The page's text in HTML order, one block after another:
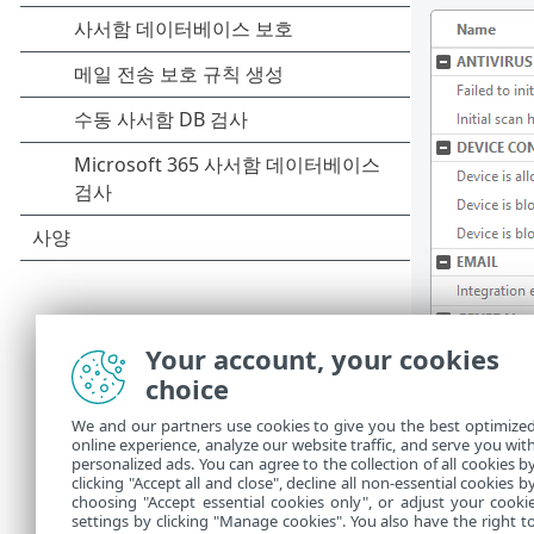
Your account, your cookies
choice
We and our partners use cookies to give you the best
online experience, analyze our website traffic, and serve you
personalized ads. You can agree to the collection of all cookies
clicking "Accept all and close", decline all non-essential cookies
choosing "Accept essential cookies only", or adjust your
settings by clicking "Manage cookies". You also have the right